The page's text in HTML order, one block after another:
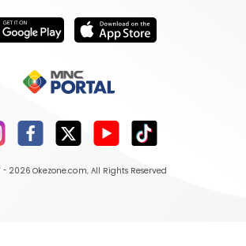
- 2026 Okezone.com, All Rights Reserved